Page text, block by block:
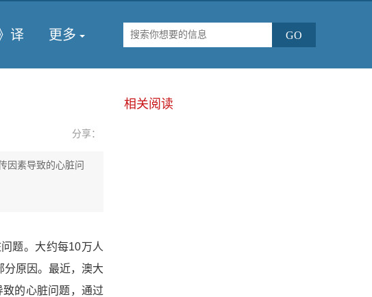
译 更多
分享：
因素导致的心脏问
题。大约每10万人
原因。最近，澳大
的心脏问题，通过
相关阅读